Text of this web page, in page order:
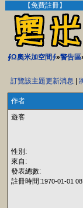
【免費註冊】
∮Ω奧米加空間∮»警告區
訂覽該主題更新消息
作者
遊客
性別:
來自:
發表總數:
註冊時間:1970-01-01